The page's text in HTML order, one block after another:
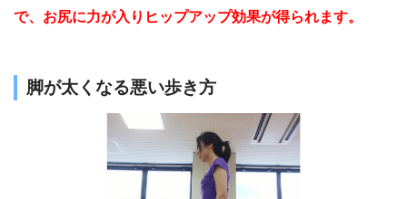
で、お尻に力が入りヒップアップ効果が得られます。
脚が太くなる悪い歩き方